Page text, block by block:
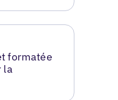
formatée
la